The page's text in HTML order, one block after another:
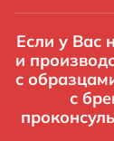
Если у Вас
и
с
с